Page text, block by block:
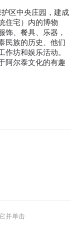
区中央庄园，建成
住宅）内的博物
饰、餐具、乐器，
民族的历史、他们
坊和娱乐活动。
阿尔泰文化的有趣
并单击